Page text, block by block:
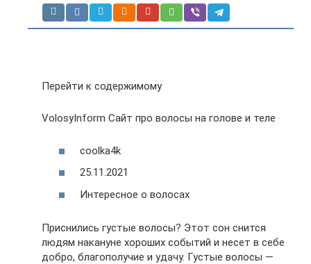
Перейти к содержимому
VolosyInform Сайт про волосы на голове и теле
coolka4k
25.11.2021
Интересное о волосах
Приснились густые волосы? Этот сон снится
людям накануне хороших событий и несет в себе
добро, благополучие и удачу. Густые волосы —